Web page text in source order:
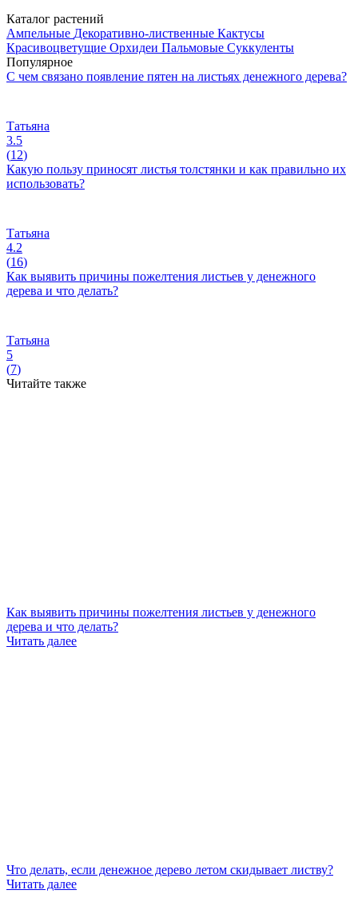
Каталог растений
Ампельные Декоративно-лиственные Кактусы
Красивоцветущие Орхидеи Пальмовые Суккуленты
Популярное
С чем связано появление пятен на листьях денежного дерева?
Татьяна
3.5
(12)
Какую пользу приносят листья толстянки и как правильно их
использовать?
Татьяна
4.2
(16)
Как выявить причины пожелтения листьев у денежного
дерева и что делать?
Татьяна
5
(7)
Читайте также
Как выявить причины пожелтения листьев у денежного
дерева и что делать?
Читать далее
Что делать, если денежное дерево летом скидывает листву?
Читать далее